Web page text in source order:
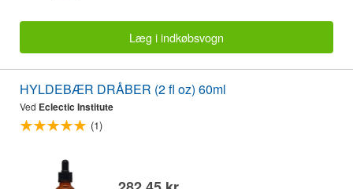
Læg i indkøbsvogn
HYLDEBÆR DRÅBER (2 fl oz) 60ml
Ved Eclectic Institute
(1)